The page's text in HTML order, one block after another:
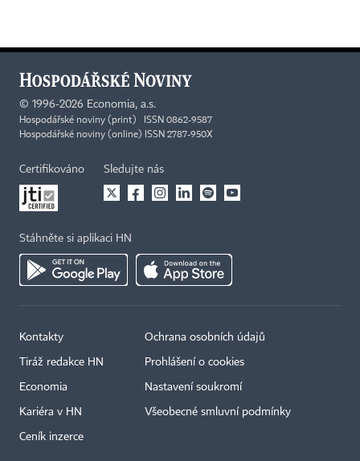
© 1996-2026 Economia, a.s.
Hospodářské noviny (print) ISSN 0862-9587
Hospodářské noviny (online) ISSN 2787-950X
Certifikováno Sledujte nás
Stáhněte si aplikaci HN
Kontakty
Tiráž redakce HN
Economia
Kariéra v HN
Ceník inzerce
Ochrana osobních údajů
Prohlášení o cookies
Nastavení soukromí
Všeobecné smluvní podmínky